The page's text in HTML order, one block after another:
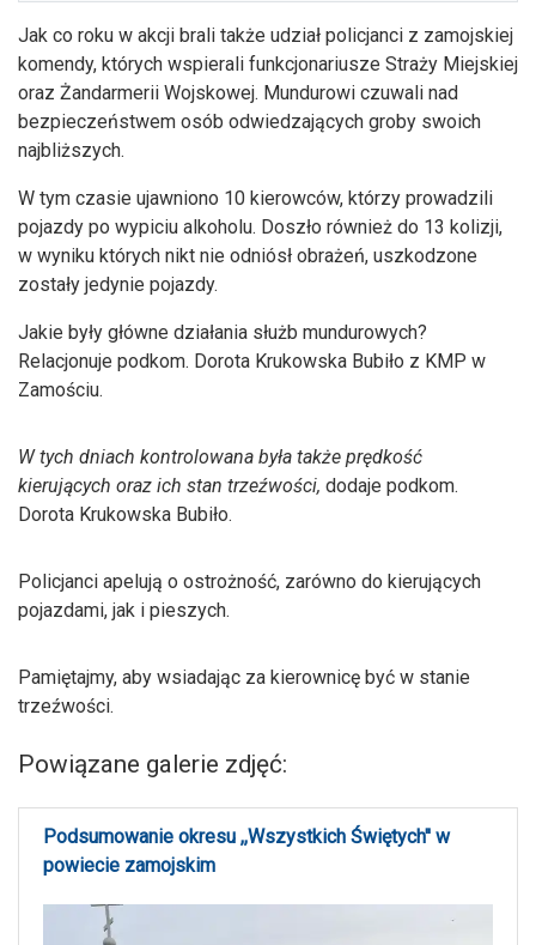
Jak co roku w akcji brali także udział policjanci z zamojskiej
komendy, których wspierali funkcjonariusze Straży Miejskiej
oraz Żandarmerii Wojskowej. Mundurowi czuwali nad
bezpieczeństwem osób odwiedzających groby swoich
najbliższych.
W tym czasie ujawniono 10 kierowców, którzy prowadzili
pojazdy po wypiciu alkoholu. Doszło również do 13 kolizji,
w wyniku których nikt nie odniósł obrażeń, uszkodzone
zostały jedynie pojazdy.
Jakie były główne działania służb mundurowych?
Relacjonuje podkom. Dorota Krukowska Bubiło z KMP w
Zamościu.
W tych dniach kontrolowana była także prędkość
kierujących oraz ich stan trzeźwości, dodaje podkom.
Dorota Krukowska Bubiło.
Policjanci apelują o ostrożność, zarówno do kierujących
pojazdami, jak i pieszych.
Pamiętajmy, aby wsiadając za kierownicę być w stanie
trzeźwości.
Powiązane galerie zdjęć:
Podsumowanie okresu ,,Wszystkich Świętych'' w
powiecie zamojskim